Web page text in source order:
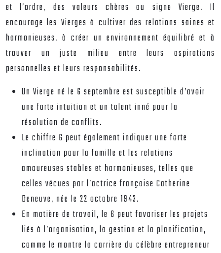
et l’ordre, des valeurs chères au signe Vierge. Il
encourage les Vierges à cultiver des relations saines et
harmonieuses, à créer un environnement équilibré et à
trouver un juste milieu entre leurs aspirations
personnelles et leurs responsabilités.
Un Vierge né le 6 septembre est susceptible d’avoir
une forte intuition et un talent inné pour la
résolution de conflits.
Le chiffre 6 peut également indiquer une forte
inclination pour la famille et les relations
amoureuses stables et harmonieuses, telles que
celles vécues par l’actrice française Catherine
Deneuve, née le 22 octobre 1943.
En matière de travail, le 6 peut favoriser les projets
liés à l’organisation, la gestion et la planification,
comme le montre la carrière du célèbre entrepreneur